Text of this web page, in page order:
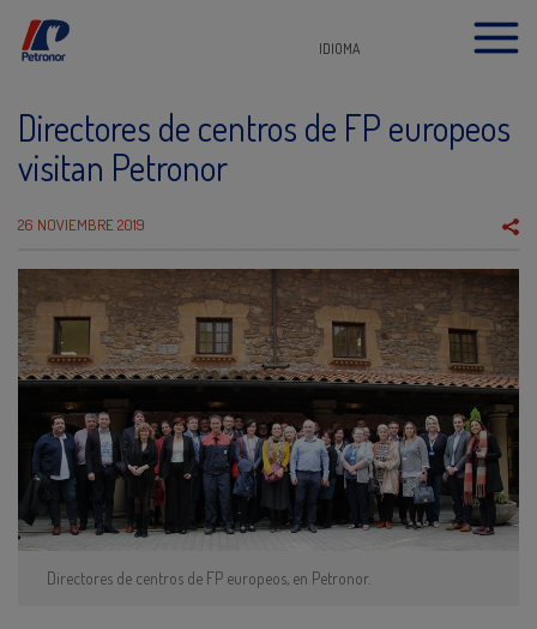
IDIOMA
Directores de centros de FP europeos
visitan Petronor
26 NOVIEMBRE 2019
Directores de centros de FP europeos, en Petronor.